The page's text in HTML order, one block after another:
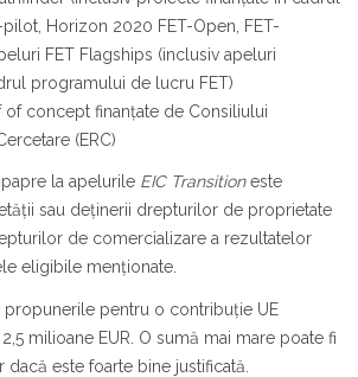
pilot, Horizon 2020 FET-Open, FET-
FET Flagships (inclusiv apeluri
programului de lucru FET)
of concept finanțate de Consiliului
(ERC)
la apelurile EIC Transitioneste
sau deținerii drepturilor de proprietate
de comercializare a rezultatelor
eligibile menționate.
propunerile pentru o contribuție UE
milioane EUR. O sumă mai mare poate fi
dacă este foarte bine justificată.